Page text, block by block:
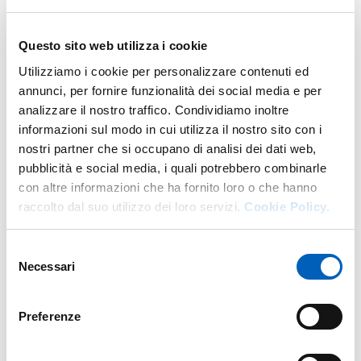
Questo sito web utilizza i cookie
Utilizziamo i cookie per personalizzare contenuti ed
annunci, per fornire funzionalità dei social media e per
analizzare il nostro traffico. Condividiamo inoltre
informazioni sul modo in cui utilizza il nostro sito con i
nostri partner che si occupano di analisi dei dati web,
pubblicità e social media, i quali potrebbero combinarle
con altre informazioni che ha fornito loro o che hanno
raccolto dal suo utilizzo dei loro servizi. Cookie Policy.
delNecessari
Preferenze
emolumenti
specializzandi utilizzare il servizio online “U-Web - IL
Pagina 1
Pagina successiva
Ultima pagina
Contatti
Amministrativo e Organizzazione